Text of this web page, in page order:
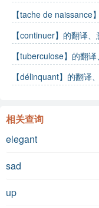
【tache de naissance
【continuer】的翻译、
【tuberculose】的翻
【délinquant】的翻译
相关查询
elegant
sad
up